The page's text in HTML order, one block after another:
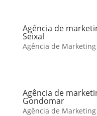
Agência de
Seixal
Agência de
Agência de
Gondomar
Agência de